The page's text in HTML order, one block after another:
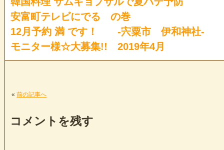
安富町テレビにでる の巻
12月予約 満 です！ -宍粟市 伊和神社-
モニター様☆大募集!! 2019年4月
« 前の記事へ
コメントを残す